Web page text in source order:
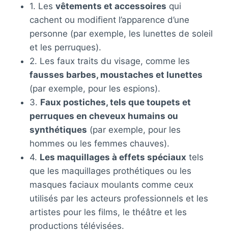
1. Les vêtements et accessoires qui
cachent ou modifient l’apparence d’une
personne (par exemple, les lunettes de soleil
et les perruques).
2. Les faux traits du visage, comme les
fausses barbes, moustaches et lunettes
(par exemple, pour les espions).
3. Faux postiches, tels que toupets et
perruques en cheveux humains ou
synthétiques (par exemple, pour les
hommes ou les femmes chauves).
4. Les maquillages à effets spéciaux tels
que les maquillages prothétiques ou les
masques faciaux moulants comme ceux
utilisés par les acteurs professionnels et les
artistes pour les films, le théâtre et les
productions télévisées.